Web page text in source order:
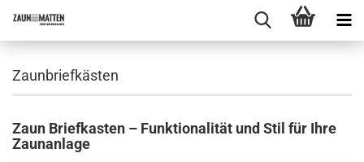
Zaunbriefkästen
Zaun Briefkasten – Funktionalität und Stil für Ihre
Zaunanlage